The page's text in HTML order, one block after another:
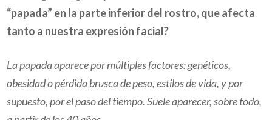
“papada” en la parte inferior del rostro, que afecta
tanto a nuestra expresión facial?
La papada aparece por múltiples factores: genéticos,
obesidad o pérdida brusca de peso, estilos de vida, y por
supuesto, por el paso del tiempo. Suele aparecer, sobre todo,